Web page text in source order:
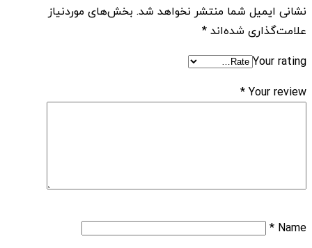
نشانی ایمیل شما منتشر نخواهد شد. بخش‌های موردنیاز
علامت‌گذاری شده‌اند*
Your rating
Your review
*
Name
*